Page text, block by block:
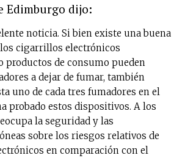
Edimburgo dijo:
noticia. Si bien existe una buena
cigarrillos electrónicos
productos de consumo pueden
a dejar de fumar, también
uno de cada tres fumadores en el
probado estos dispositivos. A los
la seguridad y las
sobre los riesgos relativos de
en comparación con el